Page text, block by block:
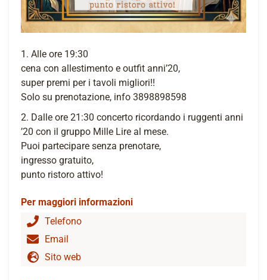
1. Alle ore 19:30
cena con allestimento e outfit anni’20,
super premi per i tavoli migliori!!
Solo su prenotazione, info 3898898598
2. Dalle ore 21:30 concerto ricordando i ruggenti anni
’20 con il gruppo Mille Lire al mese.
Puoi partecipare senza prenotare,
ingresso gratuito,
punto ristoro attivo!
Per maggiori informazioni
Telefono
Email
Sito web